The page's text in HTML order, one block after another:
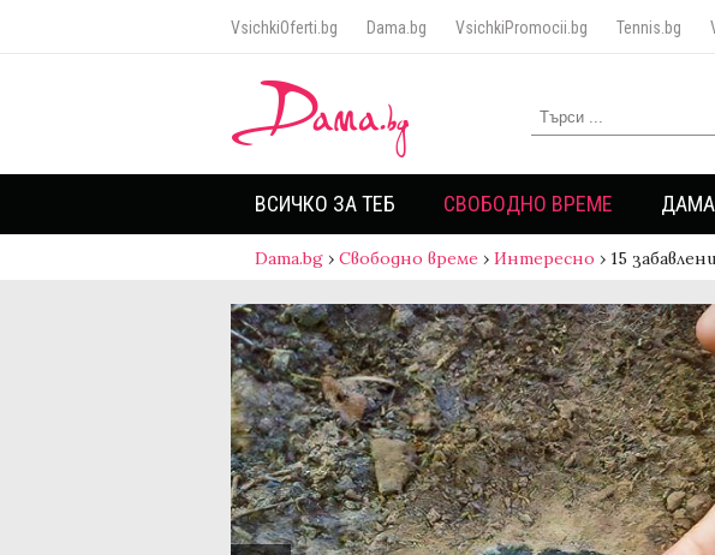
VsichkiOferti.bg Dama.bg VsichkiPromocii.bg Tennis.bg
ВСИЧКО ЗА ТЕБ СВОБОДНО ВРЕМЕ ДАМА
Dama.bg › Свободно време › Интересно › 15